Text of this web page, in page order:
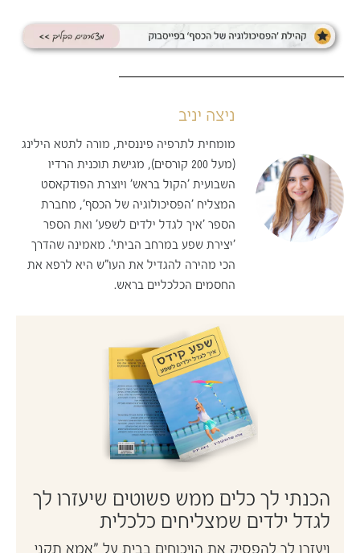
ניצה יניב
מומחית לתרפיה פיננסית, מורה לתטא הילינג
(מעל 200 קורסים), מגישת תוכנית הרדיו
השבועית 'הקול בראש' ויוצרת הפודקאסט
המצליח 'הפסיכולוגיה של הכסף', מחברת
הספר 'איך לגדל ילדים לשפע' ואת הספר
'יצירת שפע במרחב הביתי'. מאמינה שהדרך
הכי מהירה להגדיל את העו"ש היא לרפא את
החסמים הכלכליים בראש.
הכנתי לך כלים ממש פשוטים שיעזרו לך
לגדל ילדים שמצליחים כלכלית
ויעזרו לך להפסיק את הויכוחים בבית על "אמא תקני